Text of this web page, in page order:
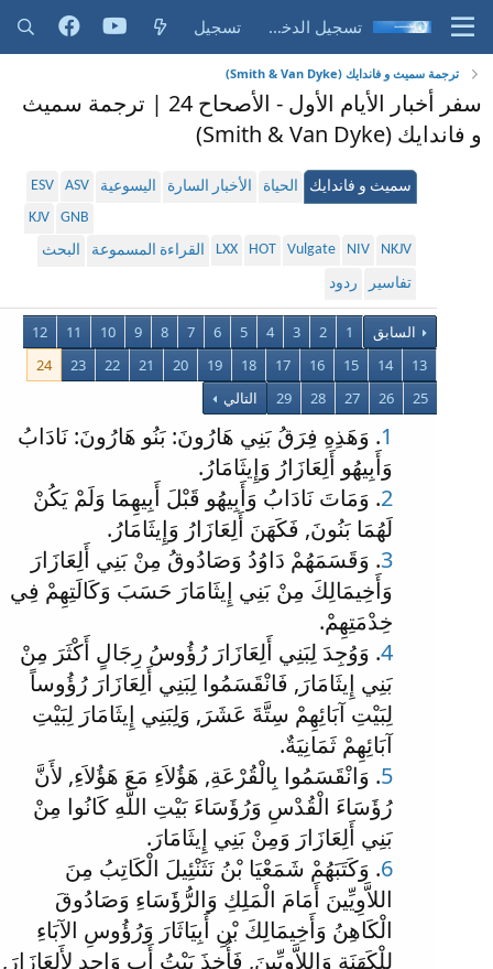
تسجيل الدخول تسجيل
ترجمة سميث و فاندايك (Smith & Van Dyke)
سفر أخبار الأيام الأول - الأصحاح 24 | ترجمة سميث
و فاندايك (Smith & Van Dyke)
سميث و فاندايك الحياة الأخبار السارة اليسوعية ASV
ESV
GNB
KJV
NKJV
NIV
Vulgate
HOT
LXX القراءة المسموعة
البحث
تفاسير
ردود
السابق 1
2
3
4
5
6
7
8
9
10
11
12
13
14
15
16
17
18
19
20
21
22
23
24
25
26
27
28
29 التالي
1. وَهَذِهِ فِرَقُ بَنِي هَارُونَ: بَنُو هَارُونَ: نَادَابُ
وَأَبِيهُو أَلِعَازَارُ وَإِيثَامَارُ.
2. وَمَاتَ نَادَابُ وَأَبِيهُو قَبْلَ أَبِيهِمَا وَلَمْ يَكُنْ
لَهُمَا بَنُونَ, فَكَهَنَ أَلِعَازَارُ وَإِيثَامَارُ.
3. وَقَسَمَهُمْ دَاوُدُ وَصَادُوقُ مِنْ بَنِي أَلِعَازَارَ
وَأَخِيمَالِكَ مِنْ بَنِي إِيثَامَارَ حَسَبَ وَكَالَتِهِمْ فِي
خِدْمَتِهِمْ.
4. وَوُجِدَ لِبَنِي أَلِعَازَارَ رُؤُوسُ رِجَالٍ أَكْثَرَ مِنْ
بَنِي إِيثَامَارَ, فَانْقَسَمُوا لِبَنِي أَلِعَازَارَ رُؤُوساً
لِبَيْتِ آبَائِهِمْ سِتَّةَ عَشَرَ, وَلِبَنِي إِيثَامَارَ لِبَيْتِ
آبَائِهِمْ ثَمَانِيَةٌ.
5. وَانْقَسَمُوا بِالْقُرْعَةِ, هَؤُلاَءِ مَعَ هَؤُلاَءِ, لأَنَّ
رُؤَسَاءَ الْقُدْسِ وَرُؤَسَاءَ بَيْتِ اللَّهِ كَانُوا مِنْ
بَنِي أَلِعَازَارَ وَمِنْ بَنِي إِيثَامَارَ.
6. وَكَتَبَهُمْ شَمَعْيَا بْنُ نَثَنْئِيلَ الْكَاتِبُ مِنَ
اللاَّوِيِّينَ أَمَامَ الْمَلِكِ وَالرُّؤَسَاءِ وَصَادُوقَ
الْكَاهِنُ وَأَخِيمَالِكَ بْنِ أَبِيَاثَارَ وَرُؤُوسِ الآبَاءِ
لِلْكَهَنَةِ وَاللاَّوِيِّينَ, فَأُخِذَ بَيْتُ أَبٍ وَاحِدٍ لأَلِعَازَارَ,